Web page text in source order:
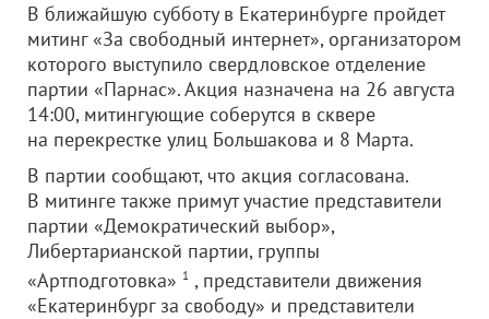
В ближайшую субботу в Екатеринбурге пройдет
митинг «За свободный интернет», организатором
которого выступило свердловское отделение
партии «Парнас». Акция назначена на 26 августа
14:00, митингующие соберутся в сквере
на перекрестке улиц Большакова и 8 Марта.
В партии сообщают, что акция согласована.
В митинге также примут участие представители
партии «Демократический выбор»,
Либертарианской партии, группы
«Артподготовка» 1 , представители движения
«Екатеринбург за свободу» и представители